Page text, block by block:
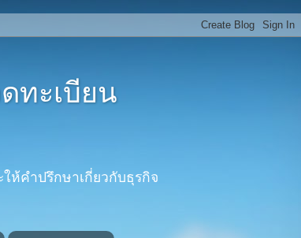
ทะเบียน
ห้คำปรึกษาเกี่ยวกับธุรกิจ